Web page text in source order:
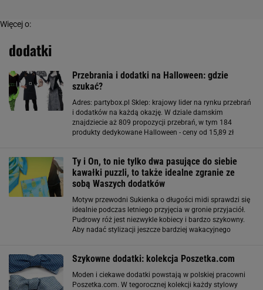
Więcej o:
dodatki
Przebrania i dodatki na Halloween: gdzie
szukać?
Adres: partybox.pl Sklep: krajowy lider na rynku przebrań
i dodatków na każdą okazję. W dziale damskim
znajdziecie aż 809 propozycji przebrań, w tym 184
produkty dedykowane Halloween - ceny od 15,89 zł
Ty i On, to nie tylko dwa pasujące do siebie
kawałki puzzli, to także idealne zgranie ze
sobą Waszych dodatków
Motyw przewodni Sukienka o długości midi sprawdzi się
idealnie podczas letniego przyjęcia w gronie przyjaciół.
Pudrowy róż jest niezwykle kobiecy i bardzo szykowny.
Aby nadać stylizacji jeszcze bardziej wakacyjnego
Szykowne dodatki: kolekcja Poszetka.com
Moden i ciekawe dodatki powstają w polskiej pracowni
Poszetka.com. W tegorocznej kolekcji każdy stylowy